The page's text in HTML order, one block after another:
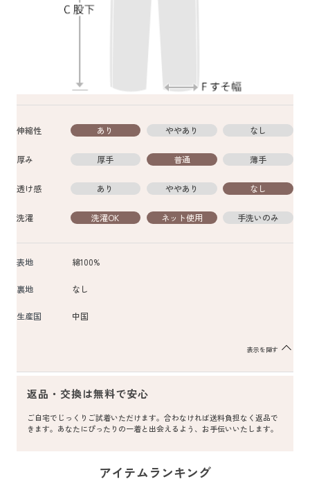
伸縮性 あり ややあり なし
厚み 厚手 普通 薄手
透け感 あり ややあり なし
洗濯 洗濯OK ネット使用 手洗いのみ
表地 綿100%
裏地 なし
生産国 中国
表示を隠す
返品・交換は無料で安心
ご自宅でじっくりご試着いただけます。合わなければ送料負担なく返品で
きます。あなたにぴったりの一着と出会えるよう、お手伝いいたします。
アイテムランキング